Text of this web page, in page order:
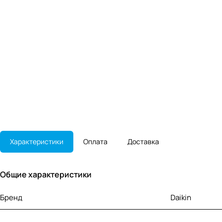
Характеристики Оплата Доставка
Общие характеристики
Бренд Daikin